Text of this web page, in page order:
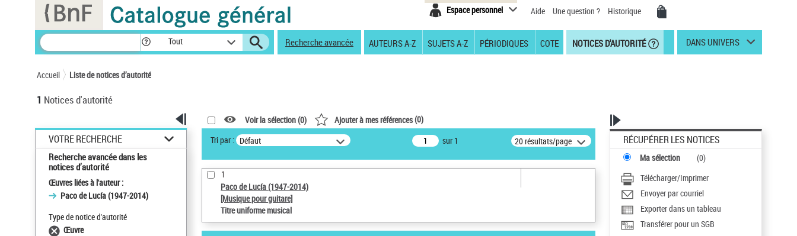
Espace personnel Aide Une question ? Historique
Tout Recherche avancée AUTEURS A-Z SUJETS A-Z PÉRIODIQUES COTE NOTICES D'AUTORITÉ DANS UNIVERS
Accueil Liste de notices d’autorité
1 Notices d'autorité
VOTRE RECHERCHE
Recherche avancée dans les
notices d’autorité
Œuvres liées à l'auteur :
Paco de Lucía (1947-2014)
Type de notice d'autorité
Œuvre
Voir la sélection (0) Ajouter à mes références(0)
Tri par : Défaut sur 1 20 résultats/page
1
Paco de Lucía (1947-2014)
[Musique pour guitare]
Titre uniforme musical
RÉCUPÉRER LES NOTICES
Ma sélection (0)
Télécharger/Imprimer
Envoyer par courriel
Exporter dans un tableau
Transférer pour un SGB
Panneau de gestion des cookies